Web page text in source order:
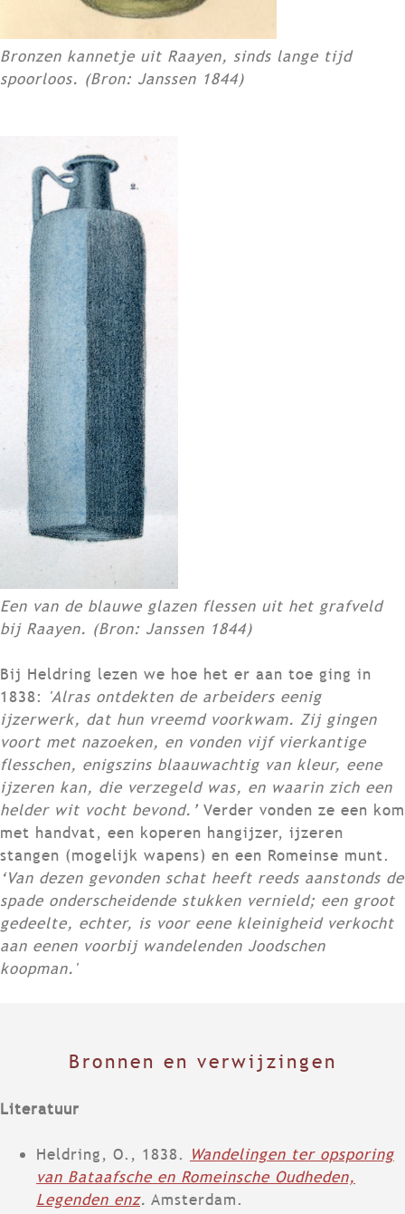
Bronzen kannetje uit Raayen, sinds lange tijd
spoorloos. (Bron: Janssen 1844)
Een van de blauwe glazen flessen uit het grafveld
bij Raayen. (Bron: Janssen 1844)
Bij Heldring lezen we hoe het er aan toe ging in
1838: 'Alras ontdekten de arbeiders eenig
ijzerwerk, dat hun vreemd voorkwam. Zij gingen
voort met nazoeken, en vonden vijf vierkantige
flesschen, enigszins blaauwachtig van kleur, eene
ijzeren kan, die verzegeld was, en waarin zich een
helder wit vocht bevond.’Verder vonden ze een kom
met handvat, een koperen hangijzer, ijzeren
stangen (mogelijk wapens) en een Romeinse munt.
‘Van dezen gevonden schat heeft reeds aanstonds de
spade onderscheidende stukken vernield; een groot
gedeelte, echter, is voor eene kleinigheid verkocht
aan eenen voorbij wandelenden Joodschen
koopman.'
Bronnen en verwijzingen
Literatuur
Heldring, O., 1838. Wandelingen ter opsporing
van Bataafsche en Romeinsche Oudheden,
Legenden enz. Amsterdam.